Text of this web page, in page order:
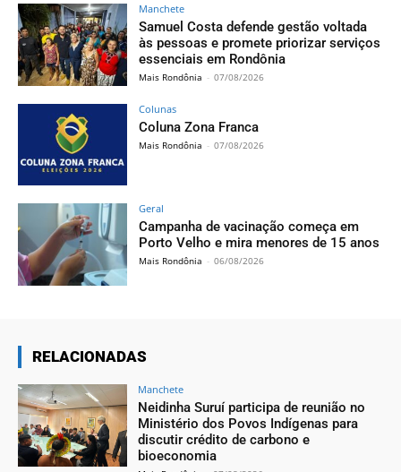
Manchete
Samuel Costa defende gestão voltada
às pessoas e promete priorizar serviços
essenciais em Rondônia
Mais Rondônia - 07/08/2026
Colunas
Coluna Zona Franca
Mais Rondônia - 07/08/2026
Geral
Campanha de vacinação começa em
Porto Velho e mira menores de 15 anos
Mais Rondônia - 06/08/2026
RELACIONADAS
Manchete
Neidinha Suruí participa de reunião no
Ministério dos Povos Indígenas para
discutir crédito de carbono e
bioeconomia